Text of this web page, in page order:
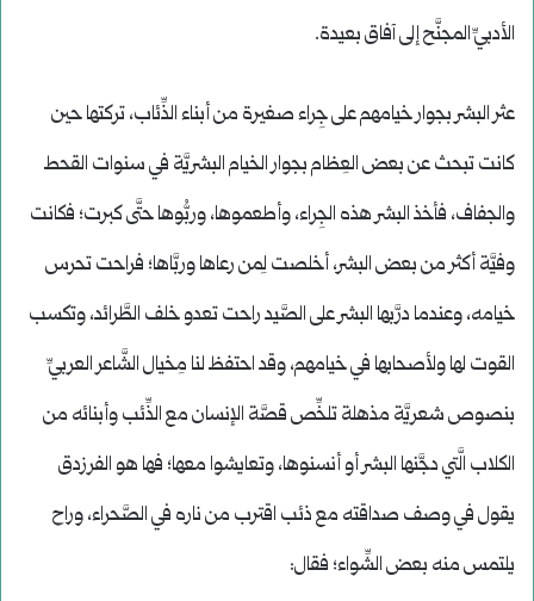
الأدبيِّ المجنَّح إلى آفاق بعيدة.
عثر البشر بجوار خيامهم على جِراء صغيرة من أبناء الذِّئاب، تركتها حين
كانت تبحث عن بعض العِظام بجوار الخيام البشريَّة في سنوات القحط
والجفاف، فأخذ البشر هذه الجِراء، وأطعموها، وربُّوها حتَّى كبرت؛ فكانت
وفيَّة أكثر من بعض البشر، أخلصت لِمن رعاها وربَّاها؛ فراحت تحرس
خيامه، وعندما درَّبها البشر على الصَّيد راحت تعدو خلف الطَّرائد، وتكسب
القوت لها ولأصحابها في خيامهم، وقد احتفظ لنا مِخيال الشَّاعر العربيِّ
بنصوص شعريَّة مذهلة تلخِّص قصَّة الإنسان مع الذِّئب وأبنائه من
الكلاب الَّتي دجَّنها البشر أو أنسنوها، وتعايشوا معها؛ فها هو الفرزدق
يقول في وصف صداقته مع ذئب اقترب من ناره في الصَّحراء، وراح
يلتمس منه بعض الشِّواء؛ فقال: